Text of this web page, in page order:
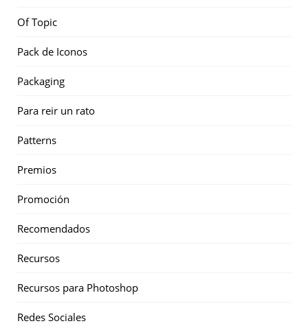
Of Topic
Pack de Iconos
Packaging
Para reir un rato
Patterns
Premios
Promoción
Recomendados
Recursos
Recursos para Photoshop
Redes Sociales